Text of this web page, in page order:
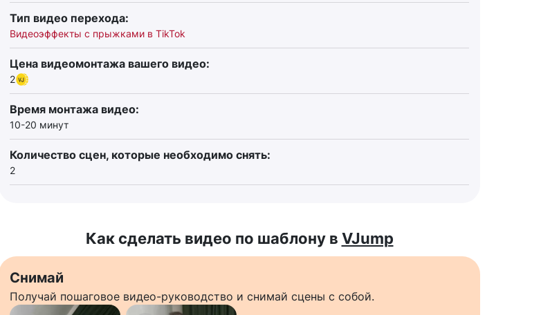
Тип видео перехода:
Видеоэффекты с прыжками в TikTok
Цена видеомонтажа вашего видео:
2
Время монтажа видео:
10-20 минут
Количество сцен, которые необходимо снять:
2
Как сделать видео по шаблону в VJump
Снимай
Получай пошаговое видео-руководство и снимай сцены с собой.